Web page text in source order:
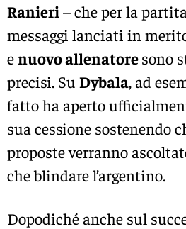
Ranieri– che per la
messaggi lanciati in
enuovo allenatoresono
precisi. Su Dybala, ad
fatto ha aperto
sua cessione sostenendo
proposte verranno
che blindare l’argentino.
Dopodiché anche sul